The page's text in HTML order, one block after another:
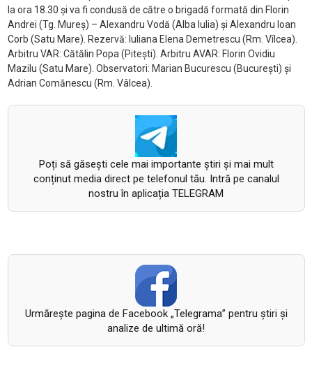
la ora 18.30 și va fi condusă de către o brigadă formată din Florin
Andrei (Tg. Mureș) – Alexandru Vodă (Alba Iulia) și Alexandru Ioan
Corb (Satu Mare). Rezervă: Iuliana Elena Demetrescu (Rm. Vîlcea).
Arbitru VAR: Cătălin Popa (Pitești). Arbitru AVAR: Florin Ovidiu
Mazilu (Satu Mare). Observatori: Marian Bucurescu (București) și
Adrian Comănescu (Rm. Vâlcea).
Poți să găsești cele mai importante știri și mai mult
conținut media direct pe telefonul tău. Intră pe canalul
nostru în aplicația TELEGRAM
Urmăreşte pagina de Facebook „Telegrama” pentru ştiri şi
analize de ultimă oră!